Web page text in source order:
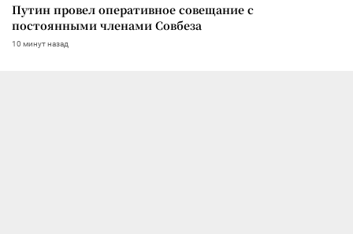
Путин провел оперативное совещание с
постоянными членами Совбеза
10 минут назад